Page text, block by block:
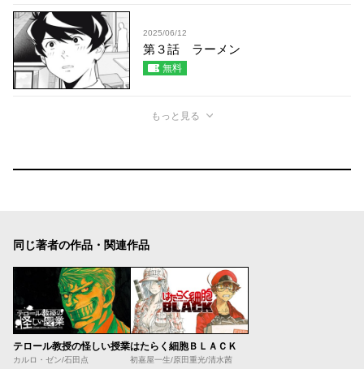
2025/06/12
第３話 ラーメン
無料
もっと見る
同じ著者の作品・関連作品
テロール教授の怪しい授業
カルロ・ゼン/石田点
はたらく細胞ＢＬＡＣＫ
初嘉屋一生/原田重光/清水茜